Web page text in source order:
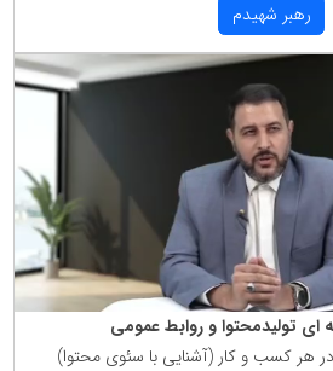
رهبر شهیدم
ای تولیدمحتوا و روابط عمومی
هر كسب و كار (آشنایی با سئوی محتوا)